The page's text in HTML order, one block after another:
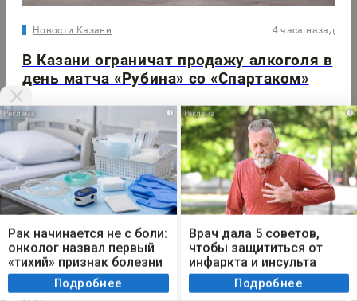
Новости Казани 4 часа назад
В Казани ограничат продажу алкоголя в
день матча «Рубина» со «Спартаком»
Новости Казани 2 дня назад
В спальных районах Казани усилили мобильную
сеть
Не у нас 4 часа назад
Мы используем cookie. Во время посещения сайта
вы соглашаетесь с тем, что мы обрабатываем
ваши персональные данные с использованием
метрик Яндекс Метрика, top.mail.ru, LiveInternet.
Я согласен
i
Рак начинается не с боли:
онколог назвал первый
«тихий» признак болезни
Подробнее
i
Врач дала 5 советов,
чтобы защититься от
инфаркта и инсульта
летом Подробнее